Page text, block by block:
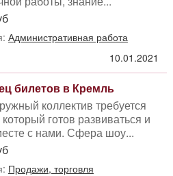
Административная работа
10.01.2021
билетов в Кремль
коллектив требуется
готов развиваться и
с нами. Сфера шоу...
Продажи, торговля